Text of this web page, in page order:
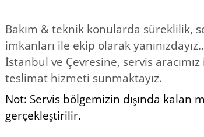
Bakım & teknik konularda süreklilik,
imkanları ile ekip olarak yanınızdayız..
İstanbul ve Çevresine, servis
teslimat hizmeti sunmaktayız.
Not: Servis bölgemizin dışında kalan
gerçekleştirilir.